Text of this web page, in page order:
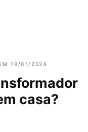
19/01/2024
casa?